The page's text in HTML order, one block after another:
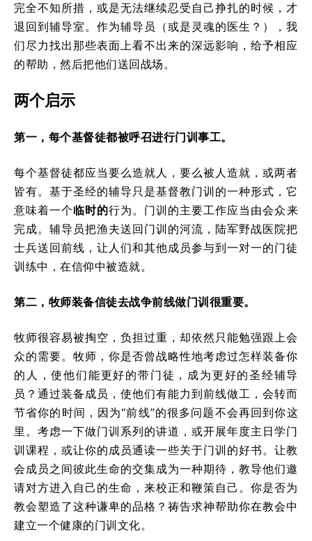
完全不知所措，或是无法继续忍受自己挣扎的时候，才
退回到辅导室。作为辅导员（或是灵魂的医生？），我
们尽力找出那些表面上看不出来的深远影响，给予相应
的帮助，然后把他们送回战场。
两个启示
第一，每个基督徒都被呼召进行门训事工。
每个基督徒都应当要么造就人，要么被人造就，或两者
皆有。基于圣经的辅导只是基督教门训的一种形式，它
意味着一个临时的行为。门训的主要工作应当由会众来
完成。辅导员把渔夫送回门训的河流，陆军野战医院把
士兵送回前线，让人们和其他成员参与到一对一的门徒
训练中，在信仰中被造就。
第二，牧师装备信徒去战争前线做门训很重要。
牧师很容易被掏空，负担过重，却依然只能勉强跟上会
众的需要。牧师，你是否曾战略性地考虑过怎样装备你
的人，使他们能更好的带门徒，成为更好的圣经辅导
员？通过装备成员，使他们有能力到前线做工，会转而
节省你的时间，因为“前线”的很多问题不会再回到你这
里。考虑一下做门训系列的讲道，或开展年度主日学门
训课程，或让你的成员通读一些关于门训的好书。让教
会成员之间彼此生命的交集成为一种期待，教导他们邀
请对方进入自己的生命，来校正和鞭策自己。你是否为
教会塑造了这种谦卑的品格？祷告求神帮助你在教会中
建立一个健康的门训文化。